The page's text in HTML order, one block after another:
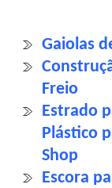
Gaiolas
Freio
Estrado
Plástico
Shop
Escora